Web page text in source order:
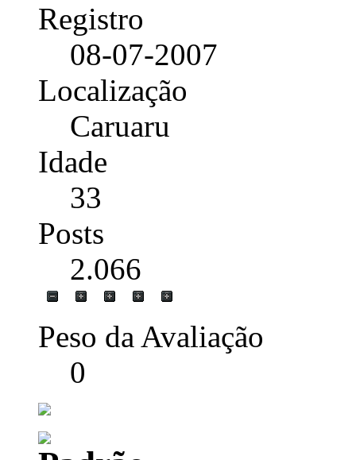
Registro
08-07-2007
Localização
Caruaru
Idade
33
Posts
2.066
Peso da Avaliação
0